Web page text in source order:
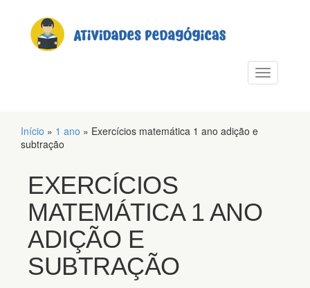
Alternar
Início » 1 ano » Exercícios matemática 1 ano adição e
subtração
EXERCÍCIOS
MATEMÁTICA 1 ANO
ADIÇÃO E
SUBTRAÇÃO